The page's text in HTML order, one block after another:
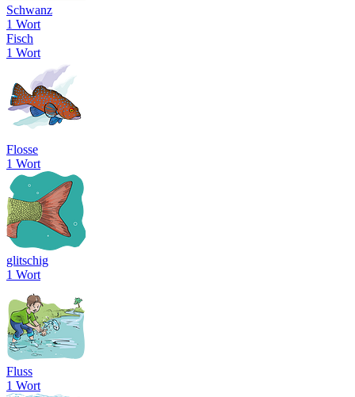
Schwanz
1 Wort
Fisch
1 Wort
Flosse
1 Wort
glitschig
1 Wort
Fluss
1 Wort